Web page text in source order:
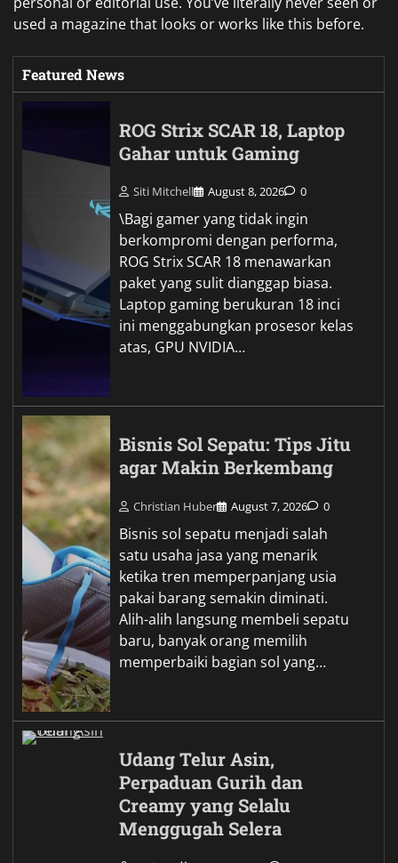
used a magazine that looks or works like this before.
Featured News
ROG Strix SCAR 18, Laptop
Gahar untuk Gaming
Siti Mitchell August 8, 2026 0
\Bagi gamer yang tidak ingin
berkompromi dengan performa,
ROG Strix SCAR 18 menawarkan
paket yang sulit dianggap biasa.
Laptop gaming berukuran 18 inci
ini menggabungkan prosesor kelas
atas, GPU NVIDIA…
Bisnis Sol Sepatu: Tips Jitu
agar Makin Berkembang
Christian Huber August 7, 2026 0
Bisnis sol sepatu menjadi salah
satu usaha jasa yang menarik
ketika tren memperpanjang usia
pakai barang semakin diminati.
Alih-alih langsung membeli sepatu
baru, banyak orang memilih
memperbaiki bagian sol yang…
Udang Telur Asin,
Perpaduan Gurih dan
Creamy yang Selalu
Menggugah Selera